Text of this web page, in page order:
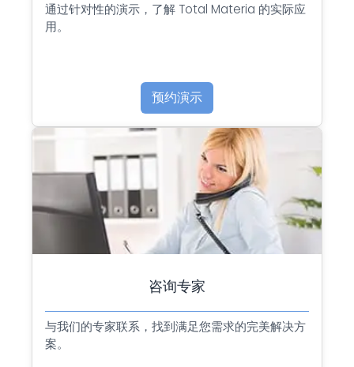
通过针对性的演示，了解 Total Materia 的实际应
用。
预约演示
咨询专家
与我们的专家联系，找到满足您需求的完美解决方
案。